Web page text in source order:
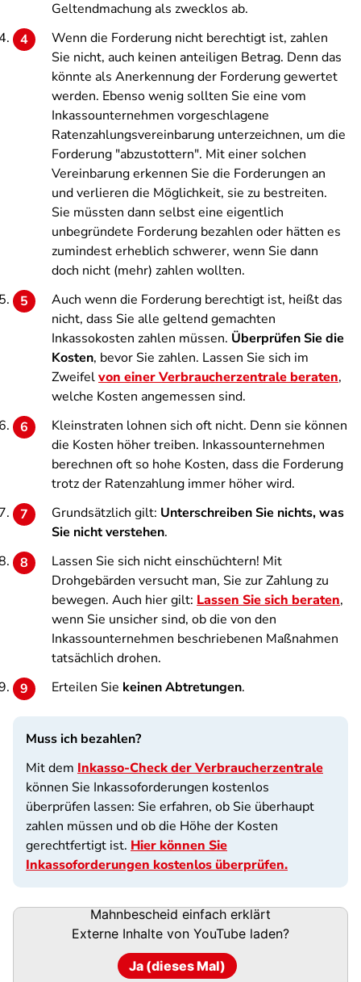
Geltendmachung als zwecklos ab.
Wenn die Forderung nicht berechtigt ist, zahlen
Sie nicht, auch keinen anteiligen Betrag. Denn das
könnte als Anerkennung der Forderung gewertet
werden. Ebenso wenig sollten Sie eine vom
Inkassounternehmen vorgeschlagene
Ratenzahlungsvereinbarung unterzeichnen, um die
Forderung "abzustottern". Mit einer solchen
Vereinbarung erkennen Sie die Forderungen an
und verlieren die Möglichkeit, sie zu bestreiten.
Sie müssten dann selbst eine eigentlich
unbegründete Forderung bezahlen oder hätten es
zumindest erheblich schwerer, wenn Sie dann
doch nicht (mehr) zahlen wollten.
Auch wenn die Forderung berechtigt ist, heißt das
nicht, dass Sie alle geltend gemachten
Inkassokosten zahlen müssen. Überprüfen Sie die
Kosten, bevor Sie zahlen. Lassen Sie sich im
Zweifelvon einer Verbraucherzentrale beraten,
welche Kosten angemessen sind.
Kleinstraten lohnen sich oft nicht. Denn sie können
die Kosten höher treiben. Inkassounternehmen
berechnen oft so hohe Kosten, dass die Forderung
trotz der Ratenzahlung immer höher wird.
Grundsätzlich gilt: Unterschreiben Sie nichts, was
Sie nicht verstehen.
Lassen Sie sich nicht einschüchtern! Mit
Drohgebärden versucht man, Sie zur Zahlung zu
bewegen. Auch hier gilt: Lassen Sie sich beraten,
wenn Sie unsicher sind, ob die von den
Inkassounternehmen beschriebenen Maßnahmen
tatsächlich drohen.
Erteilen Sie keinen Abtretungen.
Muss ich bezahlen?
Mit dem Inkasso-Check der Verbraucherzentrale
können Sie Inkassoforderungen kostenlos
überprüfen lassen: Sie erfahren, ob Sie überhaupt
zahlen müssen und ob die Höhe der Kosten
gerechtfertigt ist. Hier können Sie
Inkassoforderungen kostenlos überprüfen.
Mahnbescheid einfach erklärt
Externe Inhalte von YouTube laden?
Ja (dieses Mal)